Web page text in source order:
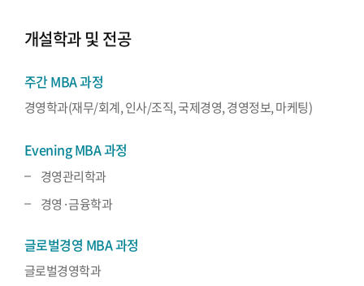
개설학과 및 전공
주간 MBA 과정
경영학과(재무/회계, 인사/조직, 국제경영, 경영정보, 마케팅)
Evening MBA 과정
경영관리학과
경영·금융학과
글로벌경영 MBA 과정
글로벌경영학과